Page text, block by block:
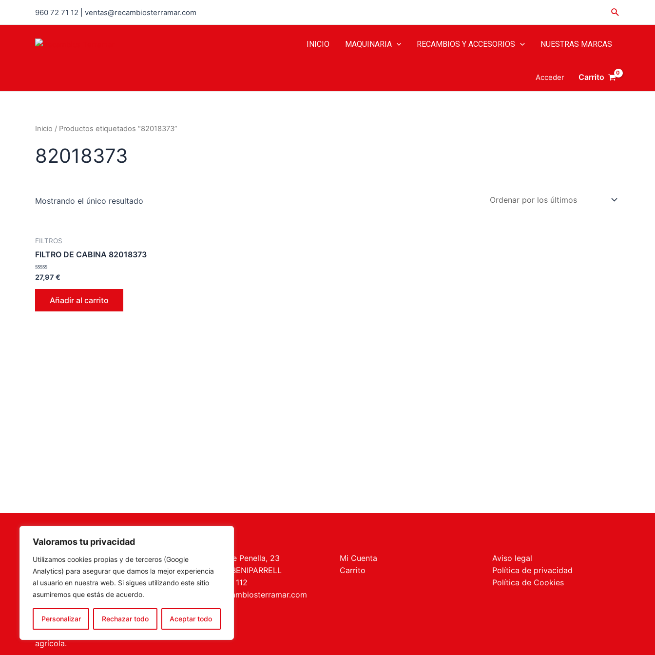
Valoramos tu privacidad
Utilizamos cookies propias y de terceros (Google
Analytics) para asegurar que damos la mejor experiencia
al usuario en nuestra web. Si sigues utilizando este sitio
asumiremos que estás de acuerdo.
Personalizar Rechazar todo Aceptar todo
960 72 71 12 | ventas@recambiosterramar.com
INICIO MAQUINARIA RECAMBIOS Y ACCESORIOS NUESTRAS MARCAS
Acceder Carrito
Inicio / Productos etiquetados “82018373”
82018373
Mostrando el único resultado
FILTROS
FILTRO DE CABINA 82018373
Valorado
0
27,97 €
Añadir al carrito
Terramar Agrosoluciones
especialistas en venta de
maquinaria, recambios y
accesorios agrícolas, con una
amplia experiencia en el sector.
tenemos la solución más
completa para el porfesional
agrícola.
Camí Font de Penella, 23
C.P. 46469 BENIPARRELL
Tel. 960 727 112
ventas@recambiosterramar.com
Mi Cuenta
Carrito
Aviso legal
Política de privacidad
Política de Cookies